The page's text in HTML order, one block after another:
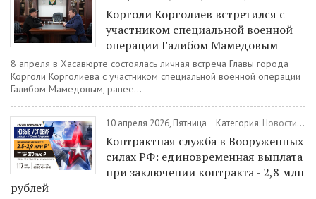
Корголи Корголиев встретился с
участником специальной военной
операции Галибом Мамедовым
8 апреля в Хасавюрте состоялась личная встреча Главы города
Корголи Корголиева с участником специальной военной операции
Галибом Мамедовым, ранее...
10 апреля 2026, Пятница Категория: Новости/
Контрактная служба в Вооруженных
силах РФ: единовременная выплата
при заключении контракта - 2,8 млн
рублей